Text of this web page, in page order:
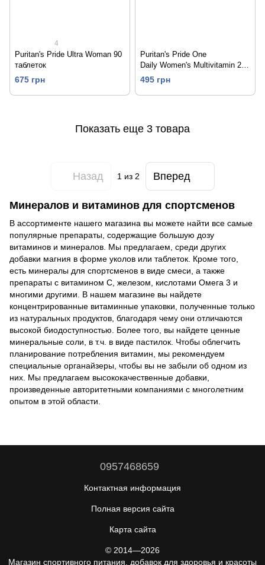
4
Puritan's Pride Ultra Woman 90
таблеток
675 грн
Puritan's Pride One
Daily Women's Multivitamin 200
таб
495 грн
Показать еще 3 товара
Назад 1из 2 Вперед
Минералов и витаминов для спортсменов
В ассортименте нашего магазина вы можете найти все самые
популярные препараты, содержащие большую дозу
витаминов и минералов. Мы предлагаем, среди других
добавки магния в форме уколов или таблеток. Кроме того,
есть минералы для спортсменов в виде смеси, а также
препараты с витамином С, железом, кислотами Омега 3 и
многими другими. В нашем магазине вы найдете
концентрированные витаминные упаковки, полученные только
из натуральных продуктов, благодаря чему они отличаются
высокой биодоступностью. Более того, вы найдете ценные
минеральные соли, в т.ч. в виде пастилок. Чтобы облегчить
планирование потребления витамин, мы рекомендуем
специальные органайзеры, чтобы вы не забыли об одном из
них. Мы предлагаем высококачественные добавки,
произведенные авторитетными компаниями с многолетним
опытом в этой области.
0957468659
Контактная информация
Полная версия сайта
Карта сайта
© 2014—2026
Магазин спортивного питания, добавок для здоровья и красоты